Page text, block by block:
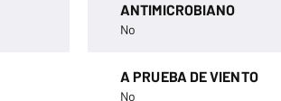
ANTIMICROBIANO
No
A PRUEBA DE VIENTO
No